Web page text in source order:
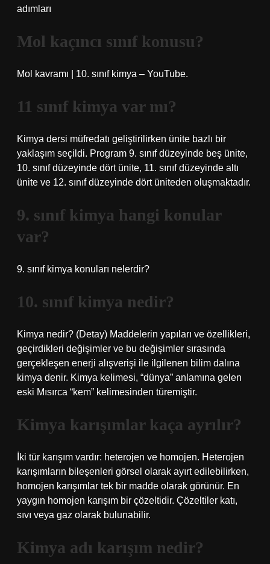
adımları
Mol kaçıncı sınıf konusu?
Mol kavramı | 10. sınıf kimya – YouTube.
11 sınıf kimya var mı?
Kimya dersi müfredatı geliştirilirken ünite bazlı bir
yaklaşım seçildi. Program 9. sınıf düzeyinde beş ünite,
10. sınıf düzeyinde dört ünite, 11. sınıf düzeyinde altı
ünite ve 12. sınıf düzeyinde dört üniteden oluşmaktadır.
9. sınıf kimya hangi konular
var?
9. sınıf kimya konuları nelerdir?
10. sınıf kimya nedir?
Kimya nedir? (Detay) Maddelerin yapıları ve özellikleri,
geçirdikleri değişimler ve bu değişimler sırasında
gerçekleşen enerji alışverişi ile ilgilenen bilim dalına
kimya denir. Kimya kelimesi, “dünya” anlamına gelen
eski Mısırca “kem” kelimesinden türemiştir.
Kimya karışımlar kaça ayrılır?
İki tür karışım vardır: heterojen ve homojen. Heterojen
karışımların bileşenleri görsel olarak ayırt edilebilirken,
homojen karışımlar tek bir madde olarak görünür. En
yaygın homojen karışım bir çözeltidir. Çözeltiler katı,
sıvı veya gaz olarak bulunabilir.
Kimya adı karışım nedir?